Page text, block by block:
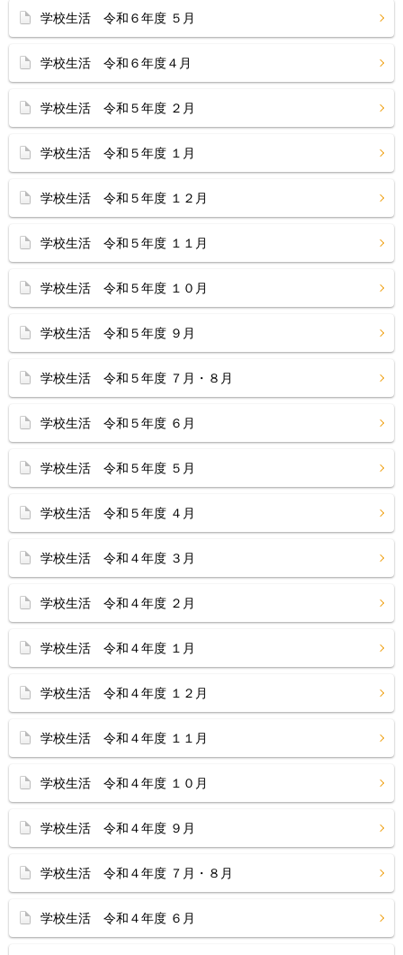
学校生活 令和６年度 ５月
学校生活 令和６年度４月
学校生活 令和５年度 ２月
学校生活 令和５年度 １月
学校生活 令和５年度 １２月
学校生活 令和５年度 １１月
学校生活 令和５年度 １０月
学校生活 令和５年度 ９月
学校生活 令和５年度 ７月・８月
学校生活 令和５年度 ６月
学校生活 令和５年度 ５月
学校生活 令和５年度 ４月
学校生活 令和４年度 ３月
学校生活 令和４年度 ２月
学校生活 令和４年度 １月
学校生活 令和４年度 １２月
学校生活 令和４年度 １１月
学校生活 令和４年度 １０月
学校生活 令和４年度 ９月
学校生活 令和４年度 ７月・８月
学校生活 令和４年度 ６月